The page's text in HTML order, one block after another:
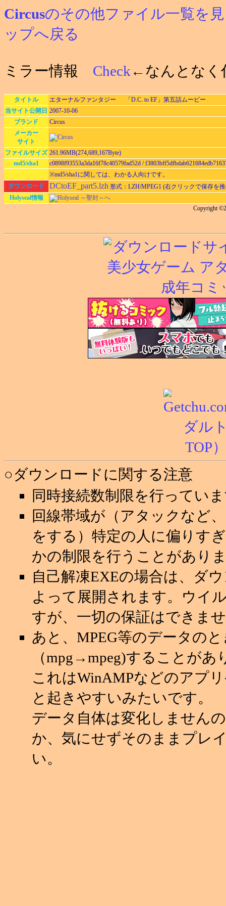
Circusのその他ファイル一覧を
ップへ戻る
ミラー情報 Check ←なんとなく
タイトル
エターナルファンタジー 「D.C. to EF」第五話ムービー
当サイト公開日 2007-10-06
ブランド
Circus
メーカー
サイト
ファイルサイズ 261.96MB(274,689,167Byte)
md5/sha1
c0898f93553a3da16f78c40579fad52d /
※md5/sha1に関しては、わかる人向けです。
ダウンロード
DCtoEF_part5.lzh 形式：LZH/MPEG1 (右クリックで保存を
Holyseal情報
Holyseal ～聖封～へ
Copyright
○ダウンロードに関する注意
同時接続数制限を行ってい
回線帯域が（アタックなど
をする）特定の人に偏りす
かの制限を行うことがあり
自己解凍EXEの場合は、ダ
よって展開されます。ウイ
すが、一切の保証はできま
あと、MPEG等のデータの
（mpg→mpeg)することがあ
これはWinAMPなどのアプ
と起きやすいみたいです。
データ自体は変化しません
か、気にせずそのままプレ
い。